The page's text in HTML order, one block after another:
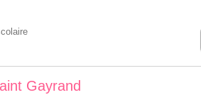
Gayrand